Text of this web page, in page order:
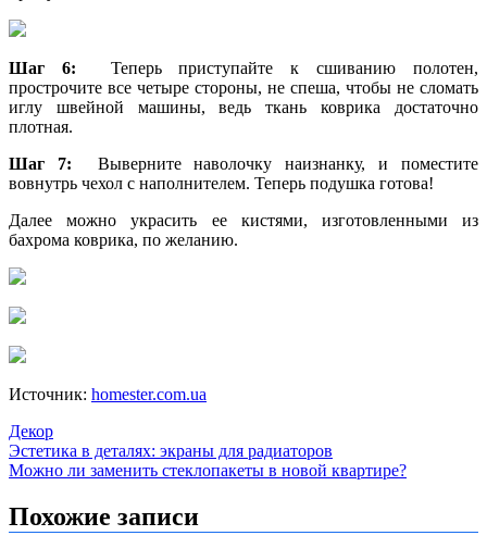
Шаг 6: Теперь приступайте к сшиванию полотен,
прострочите все четыре стороны, не спеша, чтобы не сломать
иглу швейной машины, ведь ткань коврика достаточно
плотная.
Шаг 7: Выверните наволочку наизнанку, и поместите
вовнутрь чехол с наполнителем. Теперь подушка готова!
Далее можно украсить ее кистями, изготовленными из
бахрома коврика, по желанию.
Источник: homester.com.ua
Декор
Навигация
по
записям
Эстетика в деталях: экраны для радиаторов
Можно ли заменить стеклопакеты в новой квартире?
Похожие записи